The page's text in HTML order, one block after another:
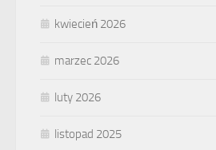
kwiecień 2026
marzec 2026
luty 2026
listopad 2025